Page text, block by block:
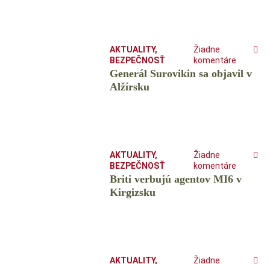
AKTUALITY,
BEZPEČNOSŤ
Žiadne
komentáre
Generál Surovikin sa objavil v
Alžírsku
AKTUALITY,
BEZPEČNOSŤ
Žiadne
komentáre
Briti verbujú agentov MI6 v
Kirgizsku
AKTUALITY,
Žiadne